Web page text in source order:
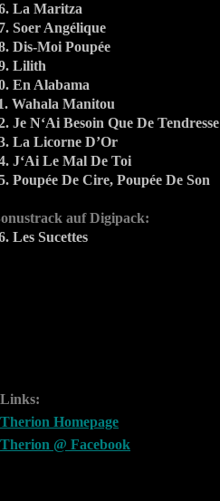
La Maritza
Soer Angélique
Dis-Moi Poupée
Lilith
En Alabama
Wahala Manitou
Je N‘Ai Besoin Que De Tendresse
La Licorne D’Or
J‘Ai Le Mal De Toi
Poupée De Cire, Poupée De Son
auf Digipack:
Les Sucettes
Links:
Therion Homepage
Therion @ Facebook